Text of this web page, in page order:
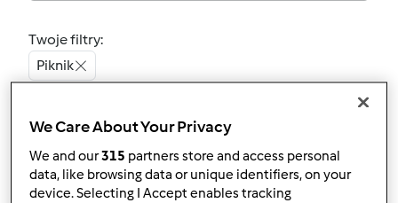
Twoje filtry:
Piknik
4.5(6)
Kuleczki Krzysia :-)
We Care About Your Privacy
We and our315 partners store and access personal
data, like browsing data or unique identifiers, on your
device. Selecting I Accept enables tracking